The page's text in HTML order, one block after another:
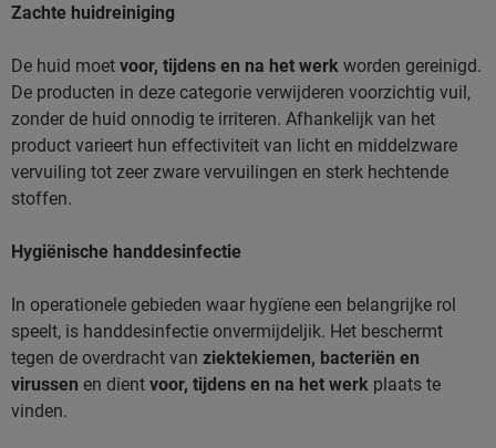
Zachte huidreiniging
De huid moet voor, tijdens en na het werk worden gereinigd.
De producten in deze categorie verwijderen voorzichtig vuil,
zonder de huid onnodig te irriteren. Afhankelijk van het
product varieert hun effectiviteit van licht en middelzware
vervuiling tot zeer zware vervuilingen en sterk hechtende
stoffen.
Hygiënische handdesinfectie
In operationele gebieden waar hygïene een belangrijke rol
speelt, is handdesinfectie onvermijdeljik. Het beschermt
tegen de overdracht van ziektekiemen, bacteriën en
virussen en dient voor, tijdens en na het werk plaats te
vinden.